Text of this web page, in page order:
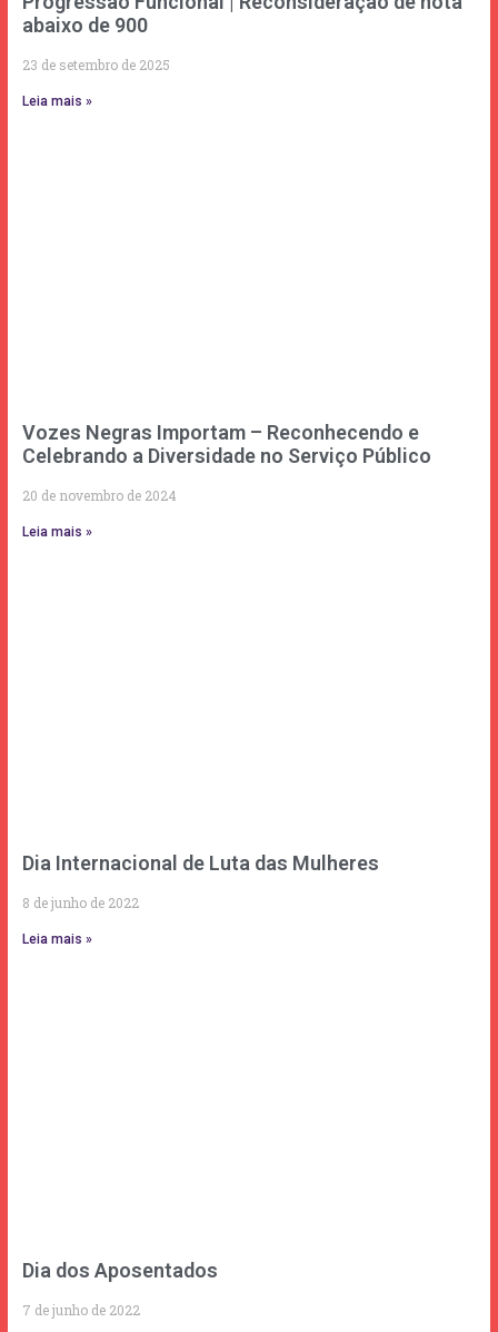
abaixo de 900
23 de setembro de 2025
Leia mais »
Vozes Negras Importam – Reconhecendo e
Celebrando a Diversidade no Serviço Público
20 de novembro de 2024
Leia mais »
Dia Internacional de Luta das Mulheres
8 de junho de 2022
Leia mais »
Dia dos Aposentados
7 de junho de 2022